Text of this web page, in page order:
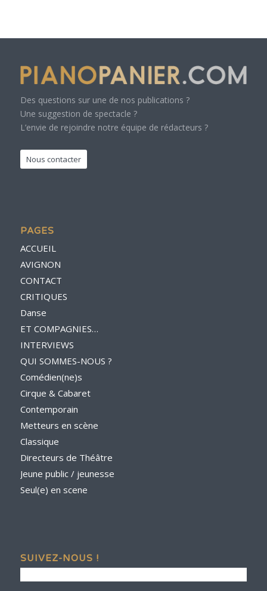
Des questions sur une de nos publications ?
Une suggestion de spectacle ?
L’envie de rejoindre notre équipe de rédacteurs ?
Nous contacter
PAGES
ACCUEIL
AVIGNON
CONTACT
CRITIQUES
Danse
ET COMPAGNIES…
INTERVIEWS
QUI SOMMES-NOUS ?
Comédien(ne)s
Cirque & Cabaret
Contemporain
Metteurs en scène
Classique
Directeurs de Théâtre
Jeune public / jeunesse
Seul(e) en scene
SUIVEZ-NOUS !